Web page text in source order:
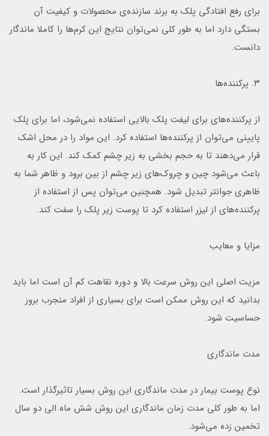
برای رفع افتادگی پلک به برند سازنده‌ی محصولات و کیفیت آن
بستگی دارد اما به طور کلی نمی‌توان نتایج این کرم‌ها را کاملا ماندگار
دانست.
۳. پرکننده‌ها
از پرکننده‌های برای لیفت پلک بالایی استفاده نمی‌شود، اما برای پلک
پایینی می‌توان از پرکننده‌ها استفاده کرد. این مواد را در محل اشک
قرار می‌دهند تا به حجم بخشی به زیر چشم کمک کند. این کار به
باعث می‌شود چین و چروک‌های زیر چشم از بین برود و ظاهر شما به
ظاهری جوانتر تبدیل شود. همچنین می‌توان پس از استفاده از
پرکننده‌های از لیزر استفاده کرد تا پوست زیر پلک را سفت کند.
مزایا و معایب
مزیت اصلی این روش سرعت بالا و دوره نقاهت کم آن است اما باید
بدانید که این روش ممکن است برای بسیاری از افراد منجرب بروز
حساسیت شود.
مدت ماندگاری
نوع پوست بیمار در مدت ماندگاری این روش بسیار تاثیرگذار است.
اما به طور کلی مدت زمان ماندگاری این روش شش ماه الی دو سال
تخمین زده می‌شود.